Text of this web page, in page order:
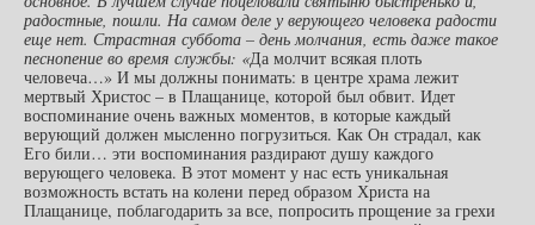
радостные, пошли. На самом деле у верующего человека радости
еще нет. Страстная суббота – день молчания, есть даже такое
песнопение во время службы: «Да молчит всякая плоть
человеча…» И мы должны понимать: в центре храма лежит
мертвый Христос – в Плащанице, которой был обвит. Идет
воспоминание очень важных моментов, в которые каждый
верующий должен мысленно погрузиться. Как Он страдал, как
Его били… эти воспоминания раздирают душу каждого
верующего человека. В этот момент у нас есть уникальная
возможность встать на колени перед образом Христа на
Плащанице, поблагодарить за все, попросить прощение за грехи